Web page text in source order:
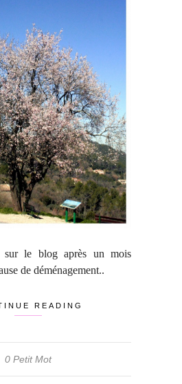
le blog après un mois
de déménagement..
READING
0 Petit Mot